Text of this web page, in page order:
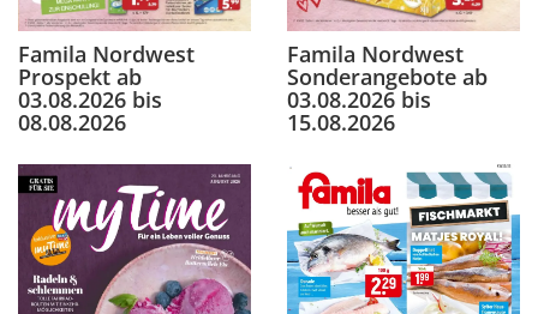
Famila Nordwest
Prospekt ab
03.08.2026 bis
08.08.2026
Famila Nordwest
Sonderangebote ab
03.08.2026 bis
15.08.2026